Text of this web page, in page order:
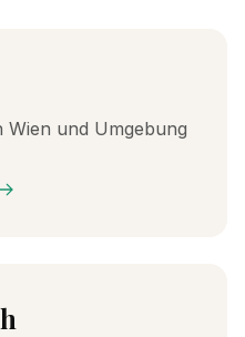
Wien und Umgebung